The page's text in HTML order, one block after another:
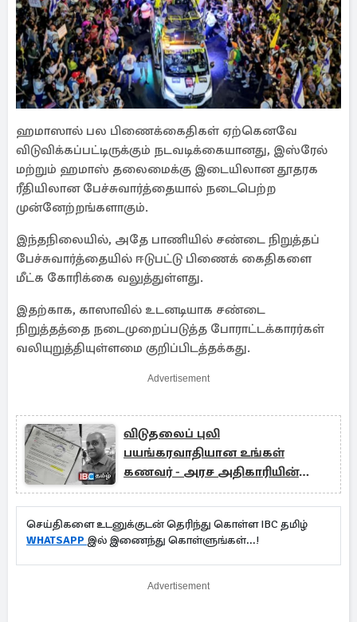
ஹமாஸால் பல பிணைக்கைதிகள் ஏற்கெனவே
விடுவிக்கப்பட்டிருக்கும் நடவடிக்கையானது, இஸ்ரேல்
மற்றும் ஹமாஸ் தலைமைக்கு இடையிலான தூதரக
ரீதியிலான பேச்சுவார்த்தையால் நடைபெற்ற
முன்னேற்றங்களாகும்.
இந்தநிலையில், அதே பாணியில் சண்டை நிறுத்தப்
பேச்சுவார்த்தையில் ஈடுபட்டு பிணைக் கைதிகளை
மீட்க கோரிக்கை வலுத்துள்ளது.
இதற்காக, காஸாவில் உடனடியாக சண்டை
நிறுத்தத்தை நடைமுறைப்படுத்த போராட்டக்காரர்கள்
வலியுறுத்தியுள்ளமை குறிப்பிடத்தக்கது.
Advertisement
விடுதலைப் புலி
பயங்கரவாதியான உங்கள்
கணவர் - அரச அதிகாரியின்
கடிதத்தால் வெடித்த சர்ச்சை
செய்திகளை உடனுக்குடன் தெரிந்து கொள்ள IBC தமிழ்
WHATSAPP இல் இணைந்து கொள்ளுங்கள்...!
Advertisement